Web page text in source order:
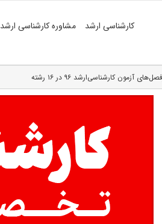
کارشناسی ارشد مشاوره کارشناسی ارشد
آزمون کارشناسی‌ارشد ۹۶ در ۱۶ رشته